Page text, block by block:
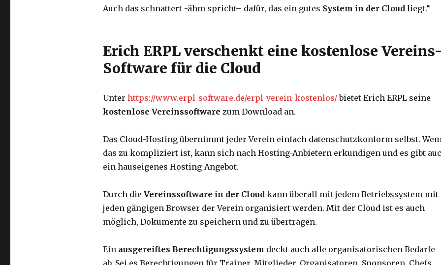
Auch das schnattert -ähm spricht– dafür, das ein gutes System in der Cloud liegt.“
Erich ERPL verschenkt eine kostenlose
Software für die Cloud
Unterhttps://www.erpl-software.de/erpl-verein-kostenlos/bietet Erich ERPL seine
kostenlose Vereinssoftware zum Download an.
Das Cloud-Hosting übernimmt jeder Verein einfach datenschutzkonform selbst.
das zu kompliziert ist, kann sich nach Hosting-Anbietern erkundigen und es gibt
ein hauseigenes Hosting-Angebot.
Durch dieVereinssoftware in der Cloud kann überall mit jedem Betriebssystem mit
jeden gängigen Browser der Verein organisiert werden. Mit der Cloud ist es auch
möglich, Dokumente zu speichern und zu übertragen.
Ein ausgereiftes Berechtigungssystem deckt auch alle organisatorischen Bedarfe
ab. Sei es Berechtigungen für Trainer, Mitglieder, Organisatoren, Sponsoren, Chefs